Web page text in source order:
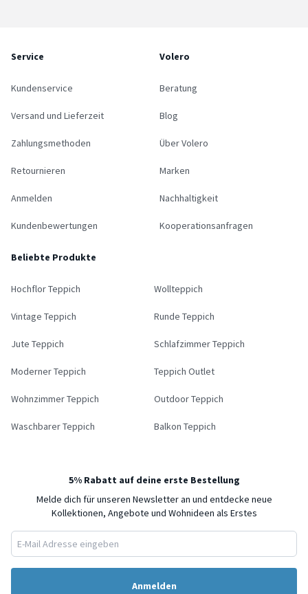
Service
Kundenservice
Versand und Lieferzeit
Zahlungsmethoden
Retournieren
Anmelden
Kundenbewertungen
Volero
Beratung
Blog
Über Volero
Marken
Nachhaltigkeit
Kooperationsanfragen
Beliebte Produkte
Hochflor Teppich Wollteppich
Vintage Teppich Runde Teppich
Jute Teppich Schlafzimmer Teppich
Moderner Teppich Teppich Outlet
Wohnzimmer Teppich Outdoor Teppich
Waschbarer Teppich Balkon Teppich
5% Rabatt auf deine erste Bestellung
Melde dich für unseren Newsletter an und entdecke neue
Kollektionen, Angebote und Wohnideen als Erstes
Anmelden